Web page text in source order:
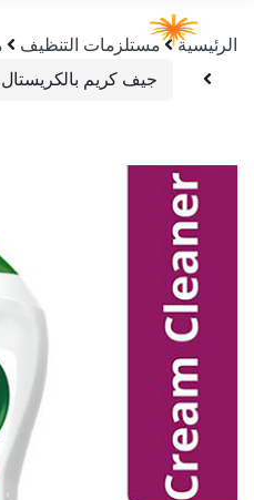
الرئيسية مستلزمات التنظيف
جيف كريم بالكريستال